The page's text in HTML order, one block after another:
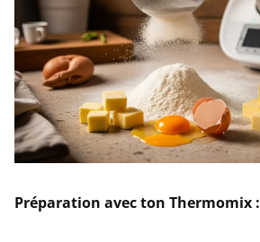
Préparation avec ton Thermomix :